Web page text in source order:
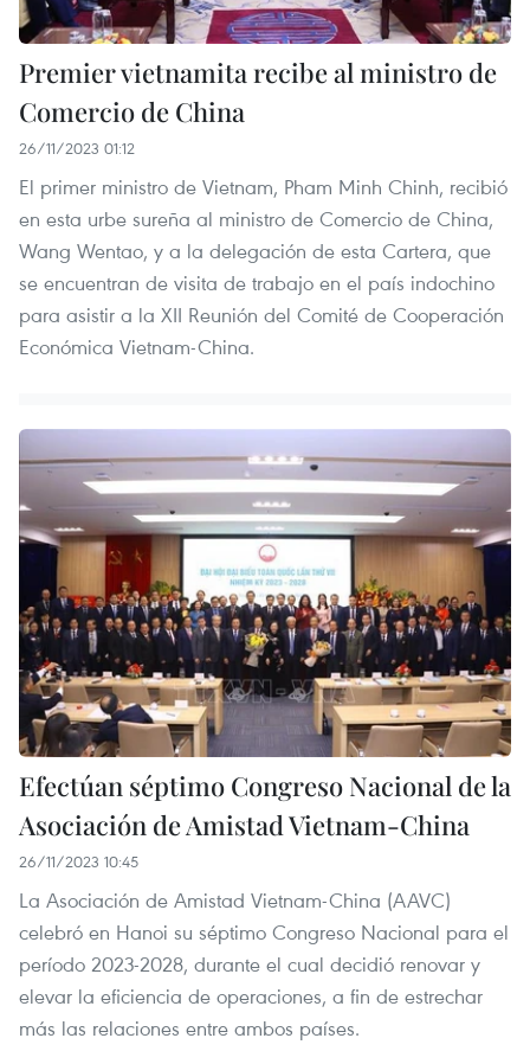
Premier vietnamita recibe al ministro de
Comercio de China
26/11/2023 01:12
El primer ministro de Vietnam, Pham Minh Chinh, recibió
en esta urbe sureña al ministro de Comercio de China,
Wang Wentao, y a la delegación de esta Cartera, que
se encuentran de visita de trabajo en el país indochino
para asistir a la XII Reunión del Comité de Cooperación
Económica Vietnam-China.
Efectúan séptimo Congreso Nacional de la
Asociación de Amistad Vietnam-China
26/11/2023 10:45
La Asociación de Amistad Vietnam-China (AAVC)
celebró en Hanoi su séptimo Congreso Nacional para el
período 2023-2028, durante el cual decidió renovar y
elevar la eficiencia de operaciones, a fin de estrechar
más las relaciones entre ambos países.